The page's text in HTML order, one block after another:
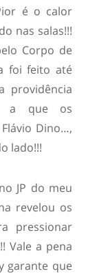
é o calor
nas salas!!!
Corpo de
foi feito até
providência
a que os
Dino…,
lado!!!
JP do meu
revelou os
pressionar
Vale a pena
garante que